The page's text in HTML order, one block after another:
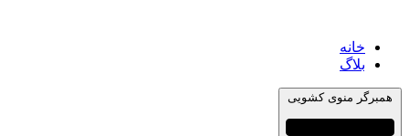
خانه
بلاگ
همبرگر منوی کشویی